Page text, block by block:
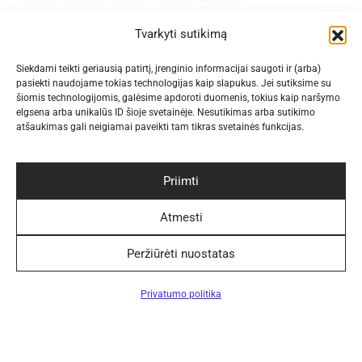
Tvarkyti sutikimą
Siekdami teikti geriausią patirtį, įrenginio informacijai saugoti ir (arba)
pasiekti naudojame tokias technologijas kaip slapukus. Jei sutiksime su
šiomis technologijomis, galėsime apdoroti duomenis, tokius kaip naršymo
elgsena arba unikalūs ID šioje svetainėje. Nesutikimas arba sutikimo
atšaukimas gali neigiamai paveikti tam tikras svetainės funkcijas.
Priimti
Atmesti
Peržiūrėti nuostatas
Privatumo politika
Patogūs pristatymo būdai
Sekite Mus
Naujienlaiškis